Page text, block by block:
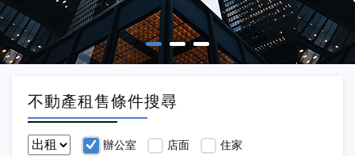
不動產租售條件搜尋
辦公室 店面 住家